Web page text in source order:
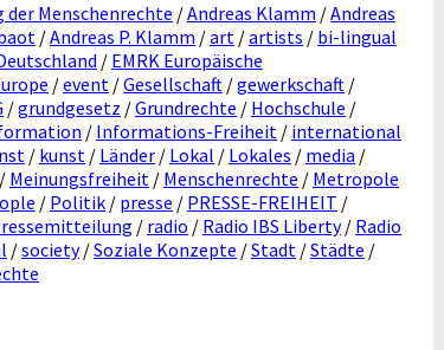
Menschenrechte /Andreas Klamm /Andreas
/Andreas P. Klamm /art /artists / bi-lingual
/ EMRK Europäische
/event /Gesellschaft /gewerkschaft /
/grundgesetz /Grundrechte / Hochschule /
/ Informations-Freiheit / international
/ kunst / Länder / Lokal / Lokales / media /
/ Meinungsfreiheit / Menschenrechte / Metropole
/ Politik / presse / PRESSE-FREIHEIT /
/ radio / Radio IBS Liberty/ Radio
/society/Soziale Konzepte /Stadt /Städte /